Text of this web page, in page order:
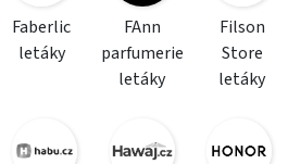
Faberlic
letáky
FAnn
parfumerie
letáky
Filson
Store
letáky